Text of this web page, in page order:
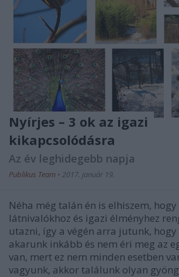
Nyírjes – 3 ok az igazi
kikapcsolódásra
Az év leghidegebb napja
Publikus Team • 2017. január 19.
Néha még talán én is elhiszem,
látnivalókhoz és igazi élményhez
utazni, így a végén arra jutunk,
akarunk inkább és nem éri meg az
van, mert ez nem minden esetben
vagyunk, akkor találunk olyan